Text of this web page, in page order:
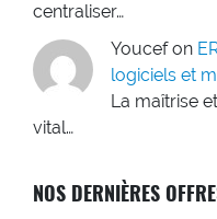
centraliser…
Youcef on
logiciels et
La maîtrise
vital…
NOS DERNIÈRES